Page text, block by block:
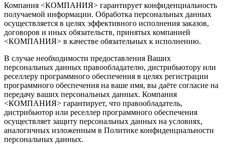
Компания <КОМПАНИЯ> гарантирует конфиденциальность
получаемой информации. Обработка персональных данных
осуществляется в целях эффективного исполнения заказов,
договоров и иных обязательств, принятых компанией
<КОМПАНИЯ> в качестве обязательных к исполнению.
В случае необходимости предоставления Ваших
персональных данных правообладателю, дистрибьютору или
реселлеру программного обеспечения в целях регистрации
программного обеспечения на ваше имя, вы даёте согласие на
передачу ваших персональных данных. Компания
<КОМПАНИЯ> гарантирует, что правообладатель,
дистрибьютор или реселлер программного обеспечения
осуществляет защиту персональных данных на условиях,
аналогичных изложенным в Политике конфиденциальности
персональных данных.